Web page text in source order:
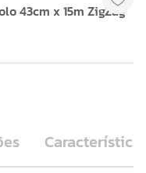
43cm x 15m ZigZag